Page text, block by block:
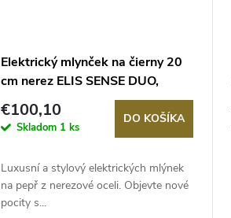
Elektrický mlynček na čierny 20
cm nerez ELIS SENSE DUO,
PEUGEOT
€100,10
Skladom 1 ks
DO KOŠÍKA
Luxusní a stylový elektrických mlýnek
na pepř z nerezové oceli. Objevte nové
pocity s...